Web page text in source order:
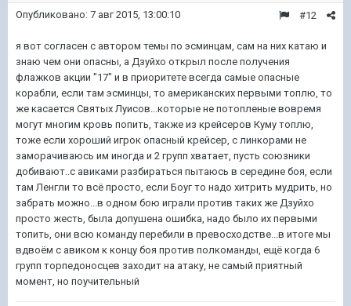
#12
Опубликовано: 7 авг 2015, 13:00:10
я вот согласен с автором темы по эсминцам, сам на них катаю и
знаю чем они опасны, а Дзуйхо открыл после получения
флажков акции "17" и в приоритете всегда самые опасные
корабли, если там эсминцы, то американских первыми топлю, то
же касается Святых Луисов...которые не потопленые вовремя
могут многим кровь попить, также из крейсеров Куму топлю,
тоже если хороший игрок опасный крейсер, с линкорами не
заморачиваюсь им иногда и 2 групп хватает, пусть союзники
добивают..с авиками разбираться пытаюсь в середине боя, если
там Ленгли то всё просто, если Боуг то надо хитрить мудрить, но
забрать можно...в одном бою играли против таких же Дзуйхо
просто жесть, была допушена ошибка, надо было их первыми
топить, они всю команду перебили в превосходстве...в итоге мы
вдвоём с авиком к концу боя против полкоманды, ещё когда 6
групп торпедоносцев заходит на атаку, не самый приятный
момент, но поучительный